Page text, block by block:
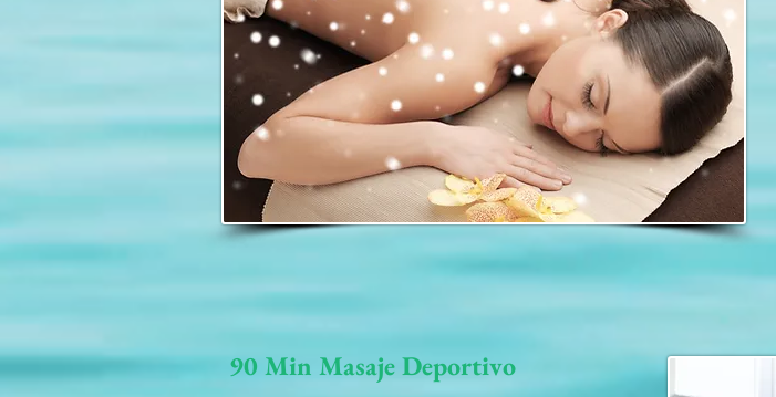
90 Min Masaje Deportivo